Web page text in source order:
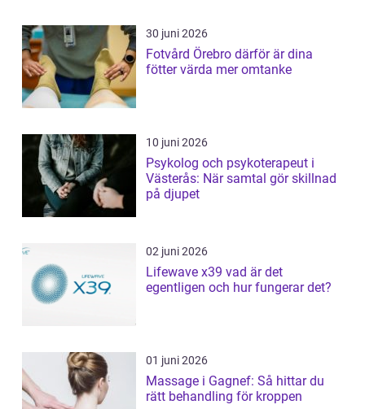
30 juni 2026
Fotvård Örebro därför är dina
fötter värda mer omtanke
10 juni 2026
Psykolog och psykoterapeut i
Västerås: När samtal gör skillnad
på djupet
02 juni 2026
Lifewave x39 vad är det
egentligen och hur fungerar det?
01 juni 2026
Massage i Gagnef: Så hittar du
rätt behandling för kroppen